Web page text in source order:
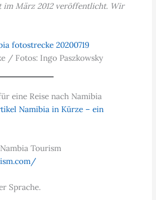
im März 2012 veröffentlicht. Wir
/ Fotos: Ingo Paszkowsky
eine Reise nach Namibia
Namibia in Kürze – ein
Tourism
Sprache.